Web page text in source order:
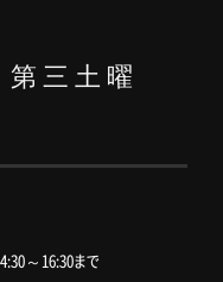
第三土曜
～16:30まで